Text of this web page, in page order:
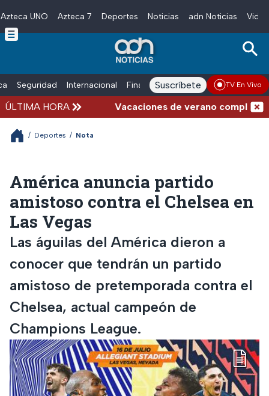
Skip to main content
Azteca UNO Azteca 7 Deportes Noticias adn Noticias
Seguridad Internacional Finanzas adn Noticias Radio
Suscríbete TV En Vivo
ÚLTIMA HORA Vacaciones de verano
/ Deportes / Nota
América anuncia partido
amistoso contra el Chelsea en
Las Vegas
Las águilas del América dieron a
conocer que tendrán un partido
amistoso de pretemporada contra el
Chelsea, actual campeón de
Champions League.